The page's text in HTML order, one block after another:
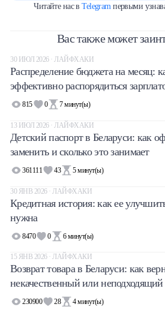
Читайте нас вTelegram первыми
Вас также может
30 ИЮЛ 2026 · ЛАЙФХАКИ
Распределение бюджета на месяц:
эффективно распорядиться
815 0 7минут(ы)
13 ИЮЛ 2026 · ЛАЙФХАКИ
Детский паспорт в Беларуси: как
заменить и сколько это занимает
361111 43 5минут(ы)
30 ЯНВ 2026 · ЛАЙФХАКИ
Кредитная история: как ее
нужна
8470 0 6 минут(ы)
15 ЯНВ 2026 · ЛАЙФХАКИ
Возврат товара в Беларуси: как
некачественный или неподходящий
230900 28 4минут(ы)